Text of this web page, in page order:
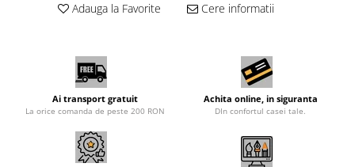
Adauga la Favorite Cere informatii
Ai transport gratuit
La orice comanda de peste 200 RON
Achita online, in siguranta
DIn confortul casei tale.